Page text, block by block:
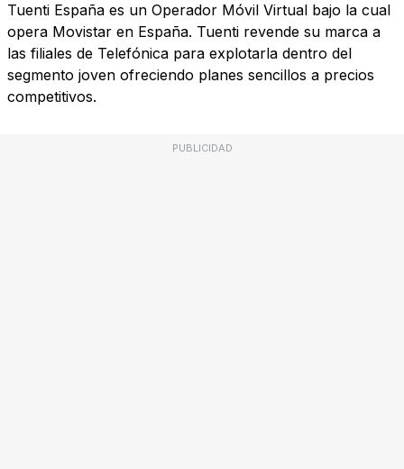
Tuenti España es un Operador Móvil Virtual bajo la cual
opera Movistar en España. Tuenti revende su marca a
las filiales de Telefónica para explotarla dentro del
segmento joven ofreciendo planes sencillos a precios
competitivos.
PUBLICIDAD